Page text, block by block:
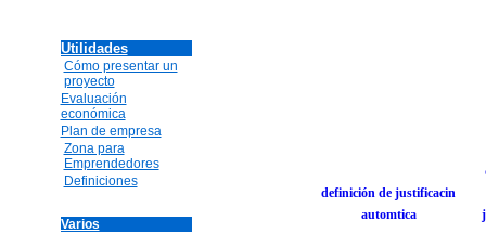
Utilidades
Cómo presentar un
proyecto
Evaluación
económica
Plan de empresa
Zona para
Emprendedores
Definiciones
Varios
definición de justificacin
automtica